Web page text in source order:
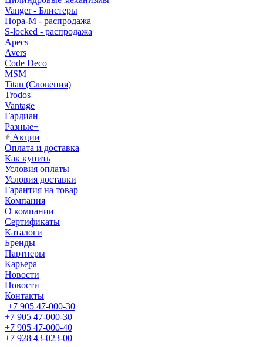
Vanger - Блистеры
Нора-М - распродажа
S-locked - распродажа
Apecs
Avers
Code Deco
MSM
Titan (Словения)
Trodos
Vantage
Гардиан
Разные+
Акции
Оплата и доставка
Как купить
Условия оплаты
Условия доставки
Гарантия на товар
Компания
О компании
Сертификаты
Каталоги
Бренды
Партнеры
Карьера
Новости
Новости
Контакты
+7 905 47-000-30
+7 905 47-000-30
+7 905 47-000-40
+7 928 43-023-00